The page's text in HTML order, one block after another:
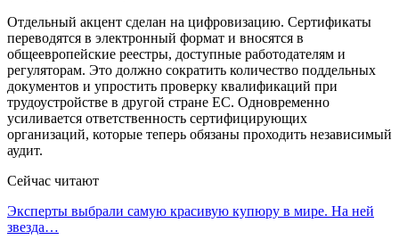
Отдельный акцент сделан на цифровизацию. Сертификаты
переводятся в электронный формат и вносятся в
общеевропейские реестры, доступные работодателям и
регуляторам. Это должно сократить количество поддельных
документов и упростить проверку квалификаций при
трудоустройстве в другой стране ЕС. Одновременно
усиливается ответственность сертифицирующих
организаций, которые теперь обязаны проходить независимый
аудит.
Сейчас читают
Эксперты выбрали самую красивую купюру в мире. На ней
звезда…